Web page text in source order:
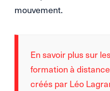
mouvement.
En savoir plus sur
formation à
créés par Léo